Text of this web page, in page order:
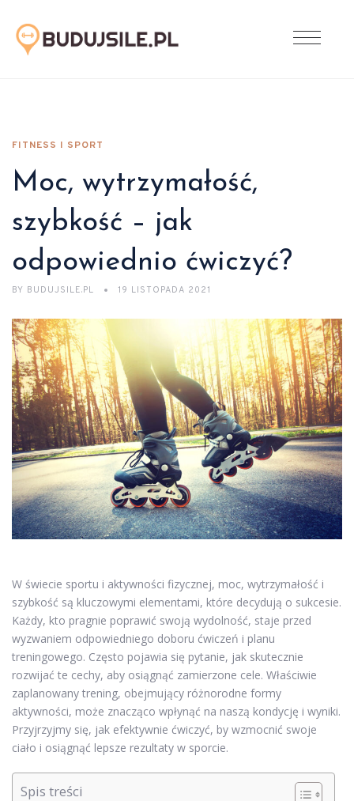
FITNESS I SPORT
Moc, wytrzymałość,
szybkość – jak
odpowiednio ćwiczyć?
BY BUDUJSILE.PL 19 LISTOPADA 2021
W świecie sportu i aktywności fizycznej, moc, wytrzymałość i
szybkość są kluczowymi elementami, które decydują o sukcesie.
Każdy, kto pragnie poprawić swoją wydolność, staje przed
wyzwaniem odpowiedniego doboru ćwiczeń i planu
treningowego. Często pojawia się pytanie, jak skutecznie
rozwijać te cechy, aby osiągnąć zamierzone cele. Właściwie
zaplanowany trening, obejmujący różnorodne formy
aktywności, może znacząco wpłynąć na naszą kondycję i wyniki.
Przyjrzyjmy się, jak efektywnie ćwiczyć, by wzmocnić swoje
ciało i osiągnąć lepsze rezultaty w sporcie.
Spis treści